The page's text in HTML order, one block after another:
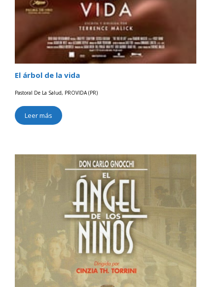
El árbol de la vida
Pastoral De La Salud, PROVIDA (PR)
Leer más